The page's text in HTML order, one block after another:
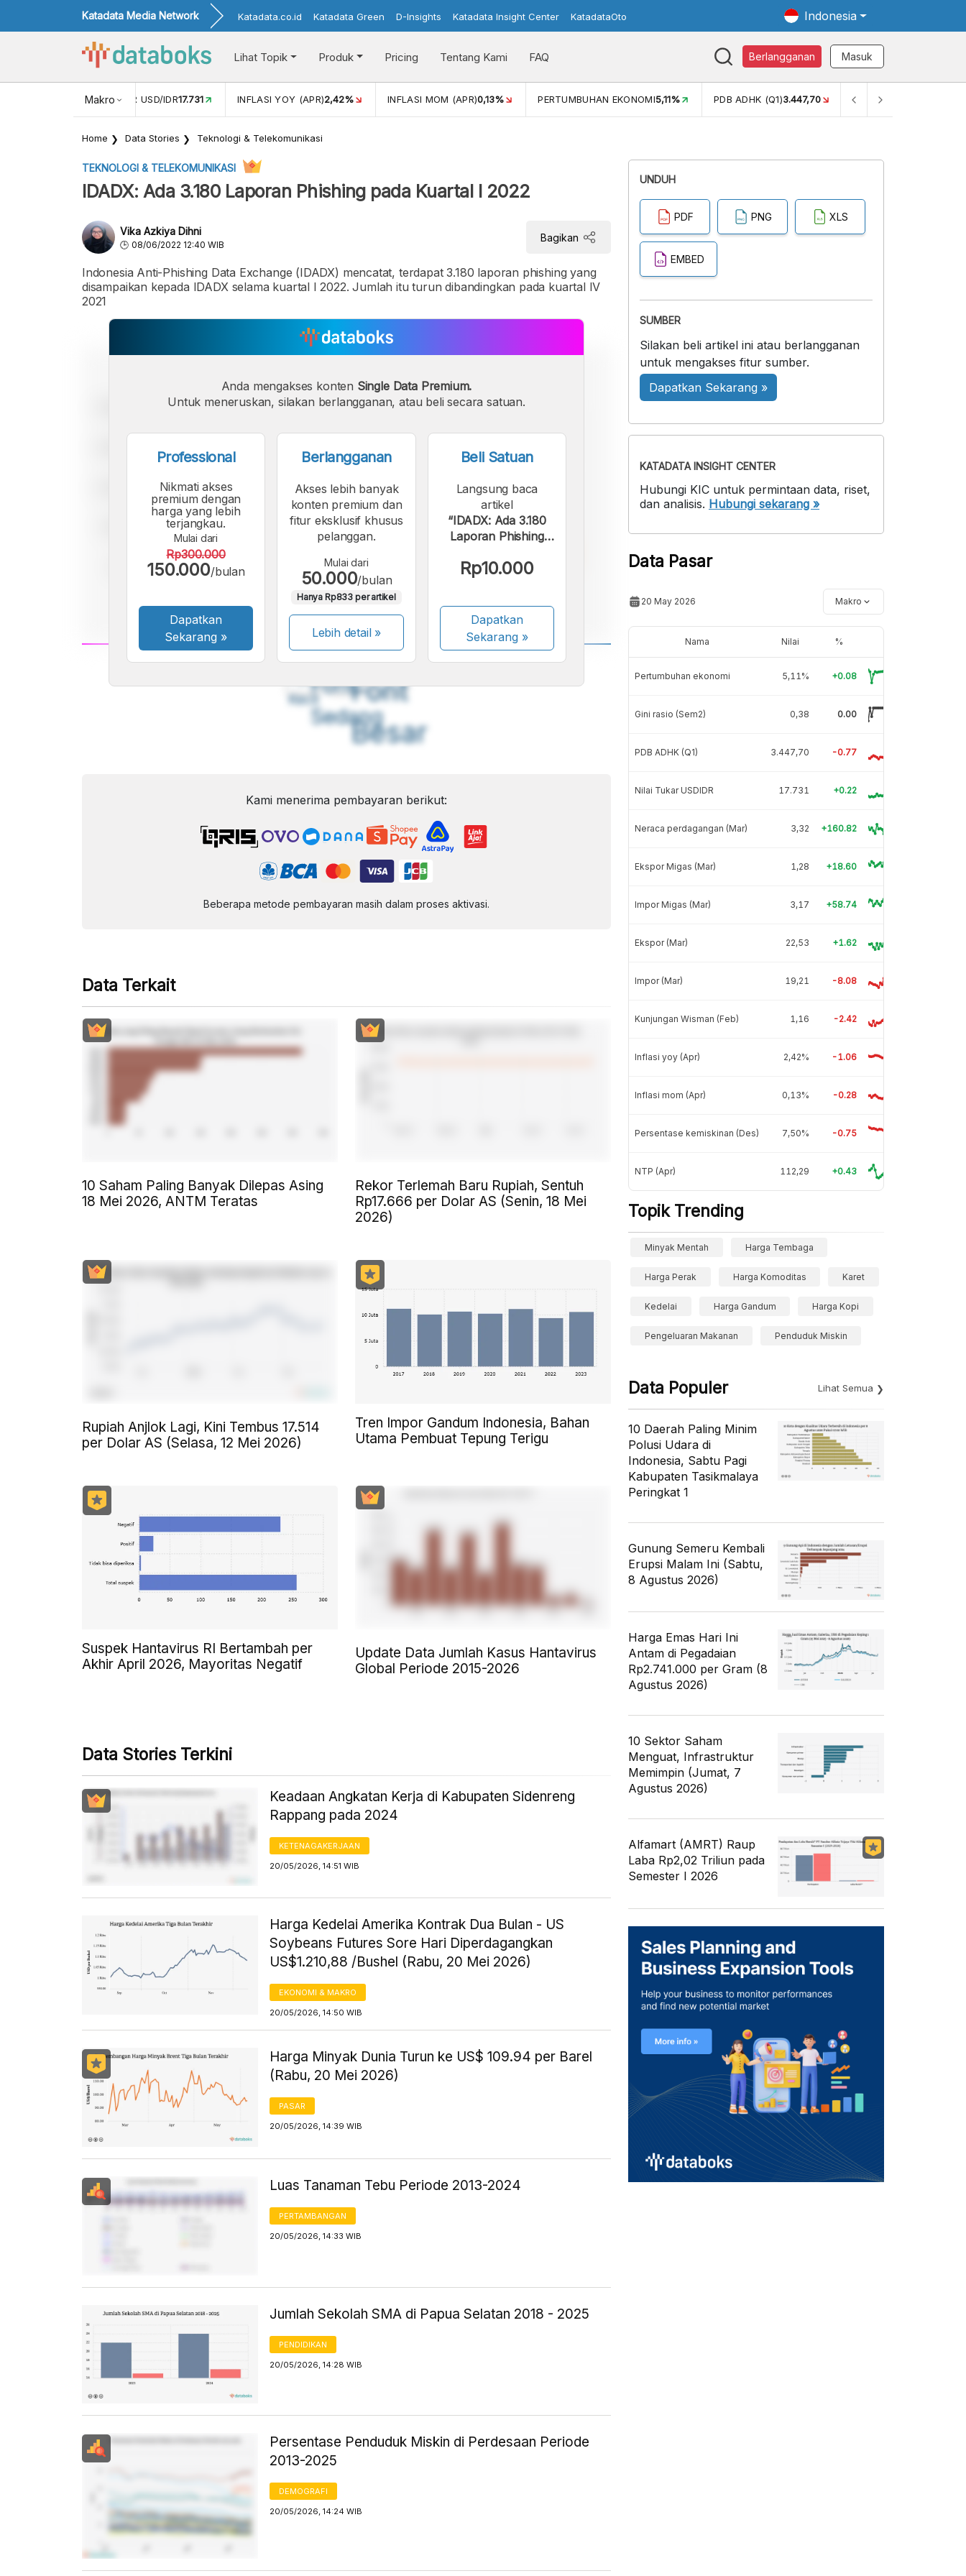
Katadata Media Network Katadata.co.id Katadata Green D-Insights Katadata Insight Center KatadataOto Indonesia
Lihat Topik Produk Pricing Tentang Kami FAQ Berlangganan Masuk
Makro
NILAI TUKAR USD/IDR17.731 INFLASI YOY (APR)2,42% INFLASI MOM (APR)0,13% PERTUMBUHAN EKONOMI5,11% PDB ADHK (Q1)3.447,70 GINI RASIO (SEM2)
Home Data Stories Teknologi & Telekomunikasi
TEKNOLOGI & TELEKOMUNIKASI
IDADX: Ada 3.180 Laporan Phishing pada Kuartal I 2022
Vika Azkiya Dihni
08/06/2022 12:40 WIB
Bagikan
Indonesia Anti-Phishing Data Exchange (IDADX) mencatat, terdapat 3.180 laporan phishing yang
disampaikan kepada IDADX selama kuartal I 2022. Jumlah itu turun dibandingkan pada kuartal IV
2021
A
Kecil
A
Font
Sedang
A
Font
Besar
Anda mengakses konten Single Data Premium.
Untuk meneruskan, silakan berlangganan, atau beli secara satuan.
Professional
Nikmati akses
premium dengan
harga yang lebih
terjangkau.
Mulai dari
Rp300.000
150.000/bulan
Dapatkan
Sekarang »
Berlangganan
Akses lebih banyak
konten premium dan
fitur eksklusif khusus
pelanggan.
Mulai dari
50.000/bulan
Hanya Rp833 per artikel
Lebih detail »
Beli Satuan
Langsung baca
artikel
“IDADX: Ada 3.180
Laporan Phishing
Rp10.000
Dapatkan
Sekarang»
Kami menerima pembayaran berikut:
Beberapa metode pembayaran masih dalam proses aktivasi.
Data Terkait
10 Saham Paling Banyak Dilepas Asing
18 Mei 2026, ANTM Teratas
Rekor Terlemah Baru Rupiah, Sentuh
Rp17.666 per Dolar AS (Senin, 18 Mei
2026)
Rupiah Anjlok Lagi, Kini Tembus 17.514
per Dolar AS (Selasa, 12 Mei 2026)
Tren Impor Gandum Indonesia, Bahan
Utama Pembuat Tepung Terigu
Suspek Hantavirus RI Bertambah per
Akhir April 2026, Mayoritas Negatif
Update Data Jumlah Kasus Hantavirus
Global Periode 2015-2026
Data Stories Terkini
Keadaan Angkatan Kerja di Kabupaten Sidenreng
Rappang pada 2024
KETENAGAKERJAAN
20/05/2026, 14:51 WIB
Harga Kedelai Amerika Kontrak Dua Bulan - US
Soybeans Futures Sore Hari Diperdagangkan
US$1.210,88 /Bushel (Rabu, 20 Mei 2026)
EKONOMI & MAKRO
20/05/2026, 14:50 WIB
Harga Minyak Dunia Turun ke US$ 109.94 per Barel
(Rabu, 20 Mei 2026)
PASAR
20/05/2026, 14:39 WIB
Luas Tanaman Tebu Periode 2013-2024
PERTAMBANGAN
20/05/2026, 14:33 WIB
Jumlah Sekolah SMA di Papua Selatan 2018 - 2025
PENDIDIKAN
20/05/2026, 14:28 WIB
Persentase Penduduk Miskin di Perdesaan Periode
2013-2025
DEMOGRAFI
20/05/2026, 14:24 WIB
UNDUH
PDF PNG XLS
EMBED
SUMBER
Silakan beli artikel ini atau berlangganan
untuk mengakses fitur sumber.
Dapatkan Sekarang »
KATADATA INSIGHT CENTER
Hubungi KIC untuk permintaan data, riset,
dan analisis. Hubungi sekarang »
Data Pasar
20 May 2026 Makro
Nama Nilai %
Pertumbuhan ekonomi 5,11% +0.08
Gini rasio (Sem2) 0,38 0.00
PDB ADHK (Q1) 3.447,70 -0.77
Nilai Tukar USDIDR 17.731 +0.22
Neraca perdagangan (Mar) 3,32 +160.82
Ekspor Migas (Mar) 1,28 +18.60
Impor Migas (Mar) 3,17 +58.74
Ekspor (Mar) 22,53 +1.62
Impor (Mar) 19,21 -8.08
Kunjungan Wisman (Feb) 1,16 -2.42
Inflasi yoy (Apr) 2,42% -1.06
Inflasi mom (Apr) 0,13% -0.28
Persentase kemiskinan (Des) 7,50% -0.75
NTP (Apr) 112,29 +0.43
Topik Trending
Minyak Mentah Harga Tembaga
Harga Perak Harga Komoditas Karet
Kedelai Harga Gandum Harga Kopi
Pengeluaran Makanan Penduduk Miskin
Data Populer Lihat Semua
10 Daerah Paling Minim
Polusi Udara di
Indonesia, Sabtu Pagi
Kabupaten Tasikmalaya
Peringkat 1
Gunung Semeru Kembali
Erupsi Malam Ini (Sabtu,
8 Agustus 2026)
Harga Emas Hari Ini
Antam di Pegadaian
Rp2.741.000 per Gram (8
Agustus 2026)
10 Sektor Saham
Menguat, Infrastruktur
Memimpin (Jumat, 7
Agustus 2026)
Alfamart (AMRT) Raup
Laba Rp2,02 Triliun pada
Semester I 2026